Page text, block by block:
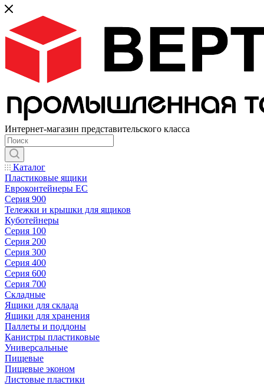
Интернет-магазин представительского класса
Каталог
Пластиковые ящики
Евроконтейнеры ЕС
Серия 900
Тележки и крышки для ящиков
Куботейнеры
Серия 100
Серия 200
Серия 300
Серия 400
Серия 600
Серия 700
Складные
Ящики для склада
Ящики для хранения
Паллеты и поддоны
Канистры пластиковые
Универсальные
Пищевые
Пищевые эконом
Листовые пластики